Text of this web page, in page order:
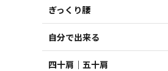
ぎっくり腰
自分で出来る
四十肩｜五十肩